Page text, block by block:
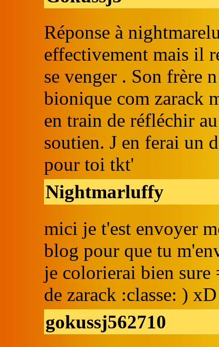
Réponse à
effectivement mais il
se venger . Son frère
bionique com zarack
en train de réfléchir
soutien. J en ferai un
pour toi tkt'
Nightmarluffy
mici je t'est envoyer
blog pour que tu
je colorierai bien
de zarack :classe: ) xD
gokussj562710